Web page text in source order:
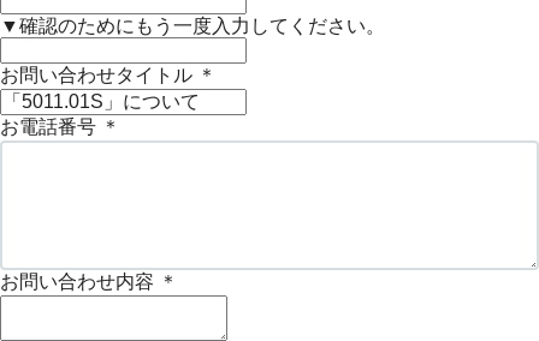
▼確認のためにもう一度入力してください。
お問い合わせタイトル ＊
お電話番号 ＊
お問い合わせ内容 ＊